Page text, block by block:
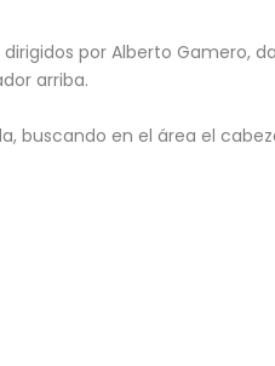
por Alberto Gamero,
arriba.
buscando en el área el